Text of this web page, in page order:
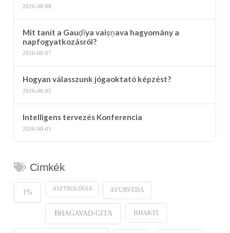
2026-08-08
Mit tanít a Gauḍīya vaiṣṇava hagyomány a
napfogyatkozásról?
2026-08-07
Hogyan válasszunk jógaoktató képzést?
2026-08-05
Intelligens tervezés Konferencia
2026-08-05
Cimkék
1% ASZTROLÓGIA AYURVEDA
BHAGAVAD-GITA BHAKTI